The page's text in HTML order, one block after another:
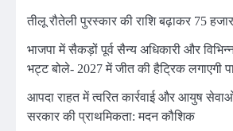
तीलू रौतेली पुरस्कार की राशि बढ़ाकर 75
भाजपा में सैकड़ों पूर्व सैन्य अधिकारी और
भट्ट बोले- 2027 में जीत की हैट्रिक लगाएगी
आपदा राहत में त्वरित कार्रवाई और आयुष
सरकार की प्राथमिकता: मदन कौशिक